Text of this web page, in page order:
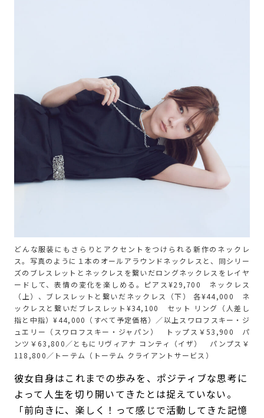
どんな服装にもさらりとアクセントをつけられる新作のネックレ
ス。写真のように１本のオールアラウンドネックレスと、同シリー
ズのブレスレットとネックレスを繋いだロングネックレスをレイヤ
ードして、表情の変化を楽しめる。ピアス¥29,700 ネックレス
（上）、ブレスレットと繋いだネックレス（下） 各¥44,000 ネ
ックレスと繋いだブレスレット¥34,100 セット リング（人差し
指と中指）¥44,000（すべて予定価格）／以上スワロフスキー・ジ
ュエリー（スワロフスキー・ジャパン） トップス￥53,900 パ
ンツ￥63,800／ともにリヴィアナ コンティ（イザ） パンプス￥
118,800／トーテム（トーテム クライアントサービス）
彼女自身はこれまでの歩みを、ポジティブな思考に
よって人生を切り開いてきたとは捉えていない。
「前向きに、楽しく！って感じで活動してきた記憶